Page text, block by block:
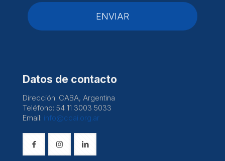
Datos de contacto
Dirección: CABA, Argentina
Teléfono: 54 11 3003 5033
Email: info@ccai.org.ar